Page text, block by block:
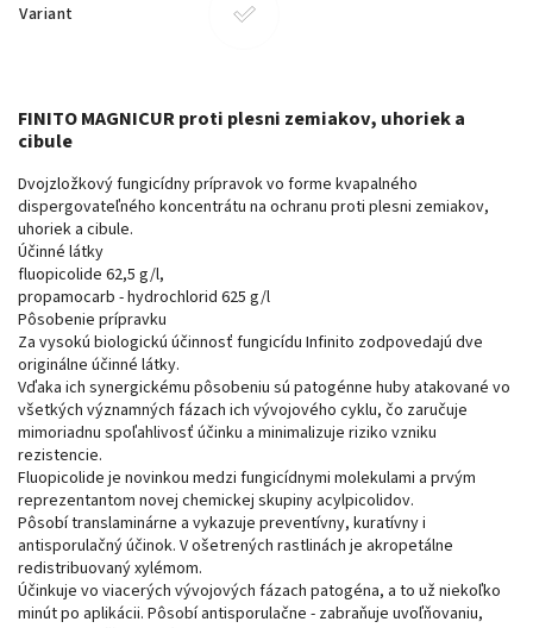
Variant
FINITO MAGNICUR proti plesni zemiakov, uhoriek a
cibule
Dvojzložkový fungicídny prípravok vo forme kvapalného
dispergovateľného koncentrátu na ochranu proti plesni zemiakov,
uhoriek a cibule.
Účinné látky
fluopicolide 62,5 g/l,
propamocarb - hydrochlorid 625 g/l
Pôsobenie prípravku
Za vysokú biologickú účinnosť fungicídu Infinito zodpovedajú dve
originálne účinné látky.
Vďaka ich synergickému pôsobeniu sú patogénne huby atakované vo
všetkých významných fázach ich vývojového cyklu, čo zaručuje
mimoriadnu spoľahlivosť účinku a minimalizuje riziko vzniku
rezistencie.
Fluopicolide je novinkou medzi fungicídnymi molekulami a prvým
reprezentantom novej chemickej skupiny acylpicolidov.
Pôsobí translaminárne a vykazuje preventívny, kuratívny i
antisporulačný účinok. V ošetrených rastlinách je akropetálne
redistribuovaný xylémom.
Účinkuje vo viacerých vývojových fázach patogéna, a to už niekoľko
minút po aplikácii. Pôsobí antisporulačne - zabraňuje uvoľňovaniu,